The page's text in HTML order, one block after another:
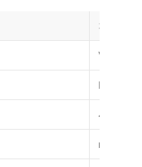
VR-12-
№
45 кВт